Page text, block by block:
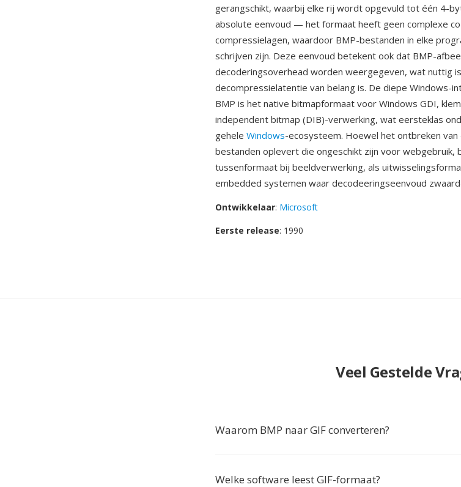
gerangschikt, waarbij elke rij wordt opgevuld tot één 4-
absolute eenvoud — het formaat heeft geen complexe
compressielagen, waardoor BMP-bestanden in elke
schrijven zijn. Deze eenvoud betekent ook dat BMP-
decoderingsoverhead worden weergegeven, wat nuttig
decompressielatentie van belang is. De diepe Windows-
BMP is het native bitmapformaat voor Windows GDI,
independent bitmap (DIB)-verwerking, wat eersteklas
gehele Windows-ecosysteem. Hoewel het ontbreken
bestanden oplevert die ongeschikt zijn voor webgebruik,
tussenformaat bij beeldverwerking, als
embedded systemen waar decodeeringseenvoud
Ontwikkelaar: Microsoft
Eerste release: 1990
Veel Gestelde
Waarom BMP naar GIF converteren?
Welke software leest GIF-formaat?